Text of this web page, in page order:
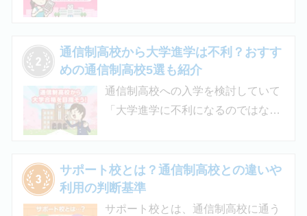
目安、申請時の注意点などをわかり
やすく解説します。費用負担を抑え
られるのでチェックしてみましょ
う。
通信制高校から大学進学は不利？おすす
めの通信制高校5選も紹介
通信制高校への入学を検討していて
「大学進学に不利になるのではない
のではないでしょうか。 結論とし
て、通信制高校に通っているからと
いって大学進学に不利になることは
サポート校とは？通信制高校との違いや
利用の判断基準
サポート校とは、通信制高校に通う